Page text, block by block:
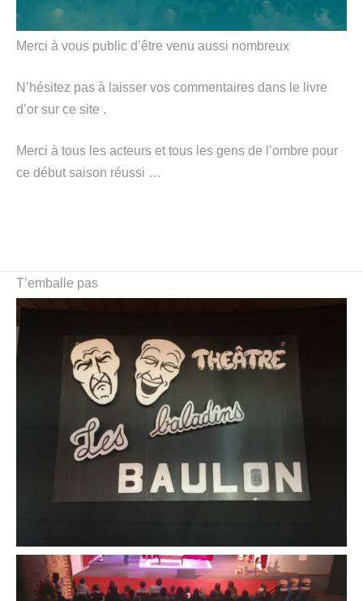
Merci à vous public d’être venu aussi nombreux
N’hésitez pas à laisser vos commentaires dans le livre
d’or sur ce site .
Merci à tous les acteurs et tous les gens de l’ombre pour
ce début saison réussi …
T’emballe pas